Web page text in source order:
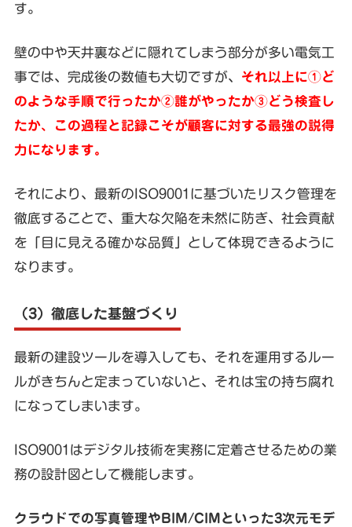
す。
壁の中や天井裏などに隠れてしまう部分が多い電気工
事では、完成後の数値も大切ですが、 それ以上に①ど
のような手順で行ったか②誰がやったか③どう検査し
たか、この過程と記録こそが顧客に対する最強の説得
力になります。
それにより、最新のISO9001に基づいたリスク管理を
徹底することで、重大な欠陥を未然に防ぎ、社会貢献
を「目に見える確かな品質」として体現できるように
なります。
（3）徹底した基盤づくり
最新の建設ツールを導入しても、それを運用するルー
ルがきちんと定まっていないと、それは宝の持ち腐れ
になってしまいます。
ISO9001はデジタル技術を実務に定着させるための業
務の設計図として機能します。
クラウドでの写真管理やBIM/CIMといった3次元モデ